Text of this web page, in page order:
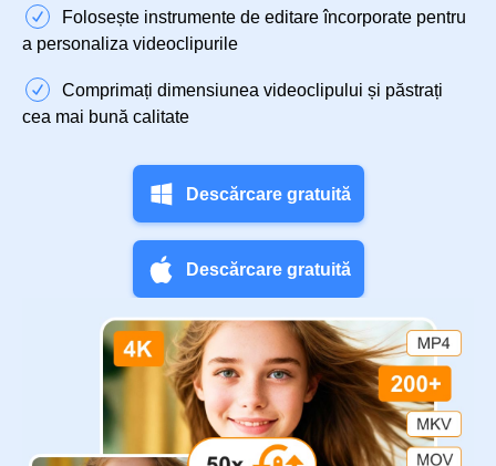
Folosește instrumente de editare încorporate pentru
a personaliza videoclipurile
Comprimați dimensiunea videoclipului și păstrați
cea mai bună calitate
Descărcare gratuită
Descărcare gratuită